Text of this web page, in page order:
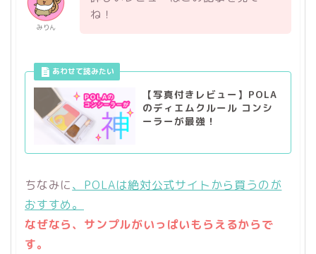
みりん
ね！
【写真付きレビュー】POLA
のディエムクルール コンシ
ーラーが最強！
ちなみに、POLAは絶対公式サイトから買うのが
おすすめ。
なぜなら、サンプルがいっぱいもらえるからで
す。